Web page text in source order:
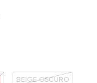
BEIGE OSCURO